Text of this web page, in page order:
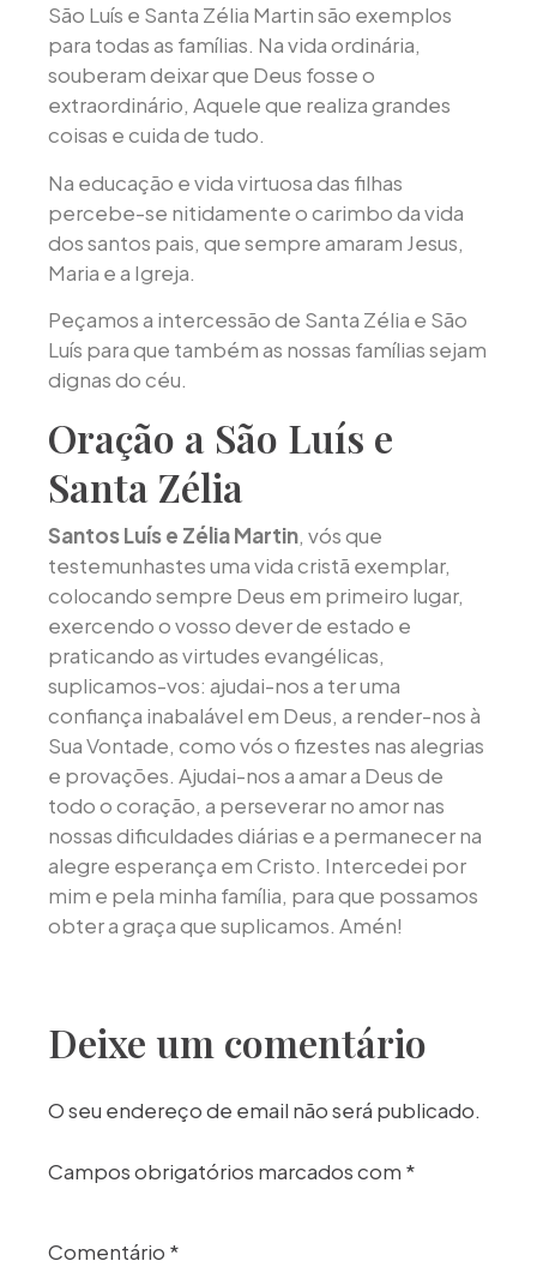
São Luís e Santa Zélia Martin são exemplos
para todas as famílias. Na vida ordinária,
souberam deixar que Deus fosse o
extraordinário, Aquele que realiza grandes
coisas e cuida de tudo.
Na educação e vida virtuosa das filhas
percebe-se nitidamente o carimbo da vida
dos santos pais, que sempre amaram Jesus,
Maria e a Igreja.
Peçamos a intercessão de Santa Zélia e São
Luís para que também as nossas famílias sejam
dignas do céu.
Oração a São Luís e
Santa Zélia
Santos Luís e Zélia Martin, vós que
testemunhastes uma vida cristã exemplar,
colocando sempre Deus em primeiro lugar,
exercendo o vosso dever de estado e
praticando as virtudes evangélicas,
suplicamos-vos: ajudai-nos a ter uma
confiança inabalável em Deus, a render-nos à
Sua Vontade, como vós o fizestes nas alegrias
e provações. Ajudai-nos a amar a Deus de
todo o coração, a perseverar no amor nas
nossas dificuldades diárias e a permanecer na
alegre esperança em Cristo. Intercedei por
mim e pela minha família, para que possamos
obter a graça que suplicamos. Amén!
Deixe um comentário
O seu endereço de email não será publicado.
Campos obrigatórios marcados com *
Comentário *